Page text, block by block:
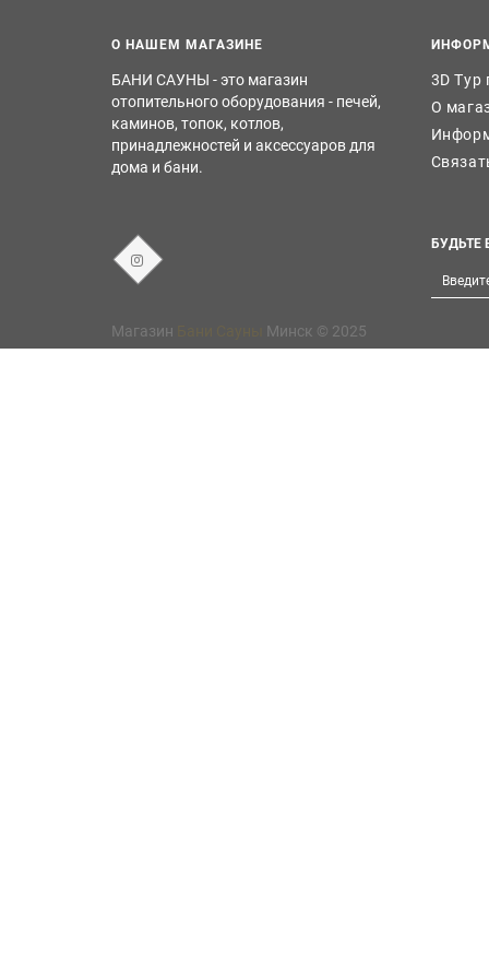
О НАШЕМ МАГАЗИНЕ
БАНИ САУНЫ - это магазин
отопительного оборудования - печей,
каминов, топок, котлов,
принадлежностей и аксессуаров для
дома и бани.
3D Тур
О
БУДЬТЕ
Магазин Минск © 2025